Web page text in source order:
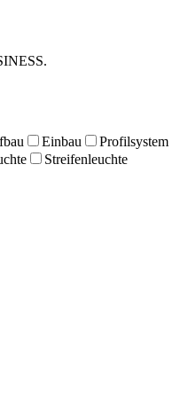
Einbau
Profilsystem
Streifenleuchte